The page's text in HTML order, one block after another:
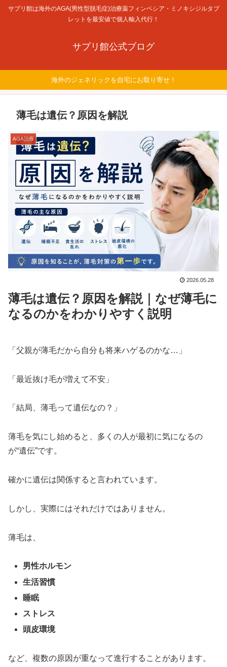
サプリ館は海外のAGA(男性型脱毛症)治療薬フィンペシア・ミノキシジルタブ
レットを最安値で個人輸入代行！
サプリ館公式ブログ
海外のジェネリックを自宅にお取り寄せ！
薄毛は遺伝？原因を解説
AGA治療
2026.05.28
薄毛は遺伝？原因を解説｜なぜ薄毛に
なるのかをわかりやすく説明
「父親が薄毛だから自分も将来ハゲるのかな…」
「最近抜け毛が増えて不安」
「結局、薄毛って遺伝なの？」
薄毛を気にし始めると、多くの人が最初に気になるの
が“遺伝”です。
確かに遺伝は関係すると言われています。
しかし、実際にはそれだけではありません。
薄毛は、
男性ホルモン
生活習慣
睡眠
ストレス
頭皮環境
など、複数の原因が重なって進行することがあります。